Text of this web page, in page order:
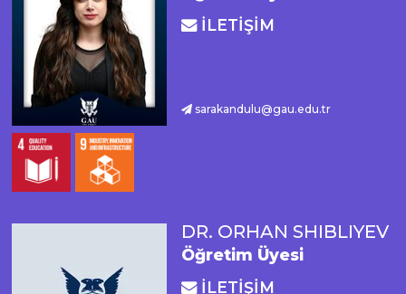
İLETİŞİM
sarakandulu@gau.edu.tr
DR. ORHAN SHIBLIYEV
Öğretim Üyesi
İLETİŞİM